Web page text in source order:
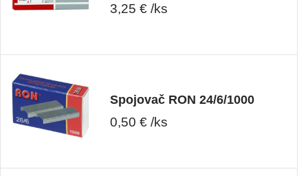
3,25 € /ks
Spojovač RON 24/6/1000
0,50 € /ks